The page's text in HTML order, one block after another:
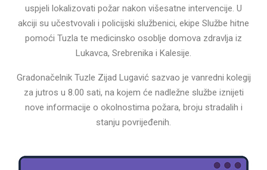
uspjeli lokalizovati požar nakon višesatne intervencije. U
akciji su učestvovali i policijski službenici, ekipe Službe hitne
pomoći Tuzla te medicinsko osoblje domova zdravlja iz
Lukavca, Srebrenika i Kalesije.
Gradonačelnik Tuzle Zijad Lugavić sazvao je vanredni kolegij
za jutros u 8.00 sati, na kojem će nadležne službe iznijeti
nove informacije o okolnostima požara, broju stradalih i
stanju povrijeđenih.